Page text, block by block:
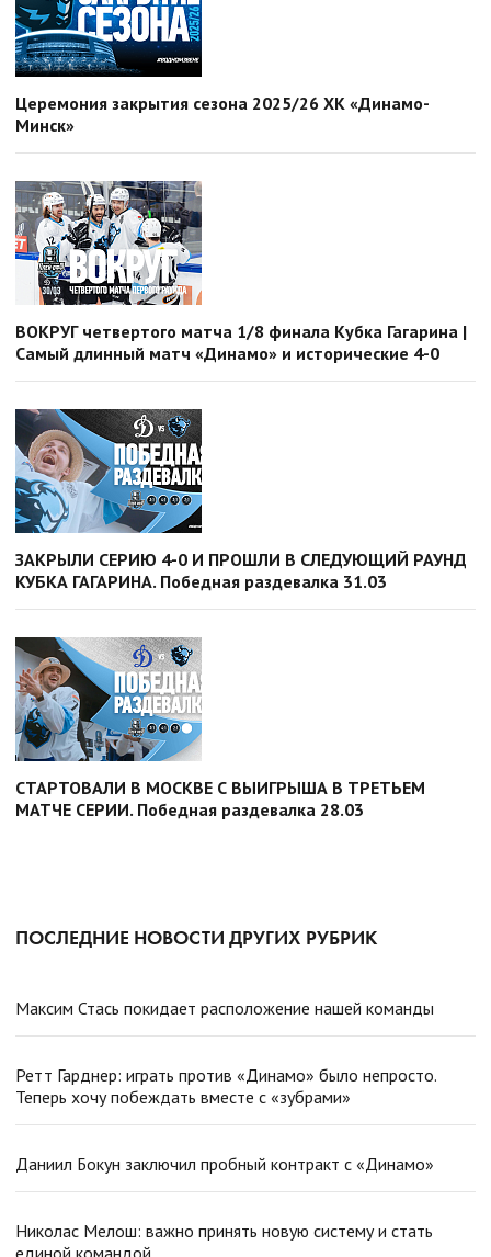
Церемония закрытия сезона 2025/26 ХК «Динамо-
Минск»
ВОКРУГ четвертого матча 1/8 финала Кубка Гагарина |
Самый длинный матч «Динамо» и исторические 4-0
ЗАКРЫЛИ СЕРИЮ 4-0 И ПРОШЛИ В СЛЕДУЮЩИЙ РАУНД
КУБКА ГАГАРИНА. Победная раздевалка 31.03
СТАРТОВАЛИ В МОСКВЕ С ВЫИГРЫША В ТРЕТЬЕМ
МАТЧЕ СЕРИИ. Победная раздевалка 28.03
ПОСЛЕДНИЕ НОВОСТИ ДРУГИХ РУБРИК
Максим Стась покидает расположение нашей команды
Ретт Гарднер: играть против «Динамо» было непросто.
Теперь хочу побеждать вместе с «зубрами»
Даниил Бокун заключил пробный контракт с «Динамо»
Николас Мелош: важно принять новую систему и стать